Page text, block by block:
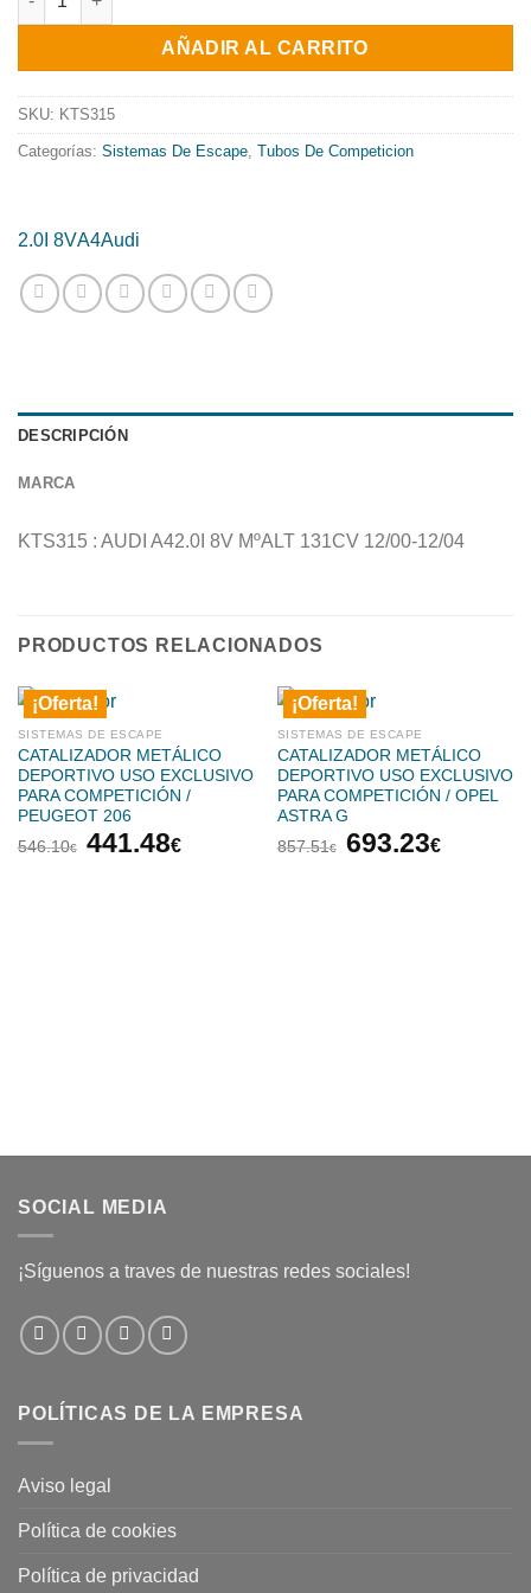
original
era:
243.38€.
actual
es:
196.76€.
AÑADIR AL CARRITO
SKU: KTS315
Categorías: Sistemas De Escape Tubos De Competicion
2.0I 8VA4Audi
DESCRIPCIÓN
MARCA
KTS315 : AUDI A42.0I 8V MºALT 131CV 12/00-12/04
PRODUCTOS RELACIONADOS
¡Oferta!
SISTEMAS DE ESCAPE
CATALIZADOR METÁLICO
DEPORTIVO USO EXCLUSIVO
PARA COMPETICIÓN /
PEUGEOT 206
546.10€
El
441.48€El
¡Oferta!
SISTEMAS DE ESCAPE
CATALIZADOR METÁLICO
DEPORTIVO USO EXCLUSIVO
PARA COMPETICIÓN / OPEL
ASTRA G
857.51€
El
693.23€El
SOCIAL MEDIA
¡Síguenos a traves de nuestras redes sociales!
POLÍTICAS DE LA EMPRESA
Aviso legal
Política de cookies
Política de privacidad